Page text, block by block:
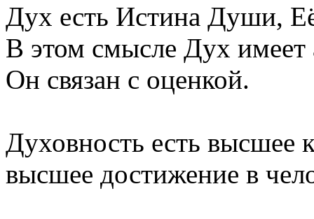
Дух есть Истина Души,
В этом смысле Дух имеет
Он связан с оценкой.
Духовность есть высшее
высшее достижение в